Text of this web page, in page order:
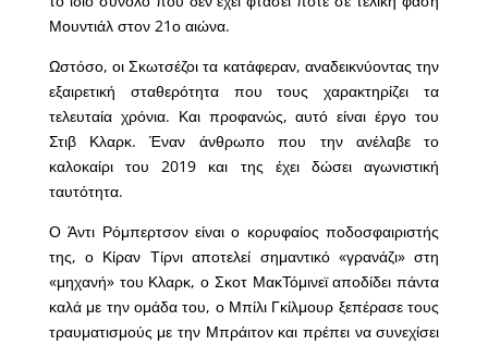
Μουντιάλ στον 21ο αιώνα.
Ωστόσο, οι Σκωτσέζοι τα κατάφεραν, αναδεικνύοντας την
εξαιρετική σταθερότητα που τους χαρακτηρίζει τα
τελευταία χρόνια. Και προφανώς, αυτό είναι έργο του
Στιβ Κλαρκ. Έναν άνθρωπο που την ανέλαβε το
καλοκαίρι του 2019 και της έχει δώσει αγωνιστική
ταυτότητα.
Ο Άντι Ρόμπερτσον είναι ο κορυφαίος ποδοσφαιριστής
της, ο Κίραν Τίρνι αποτελεί σημαντικό «γρανάζι» στη
«μηχανή» του Κλαρκ, ο Σκοτ ΜακΤόμινεϊ αποδίδει πάντα
καλά με την ομάδα του, ο Μπίλι Γκίλμουρ ξεπέρασε τους
τραυματισμούς με την Μπράιτον και πρέπει να συνεχίσει